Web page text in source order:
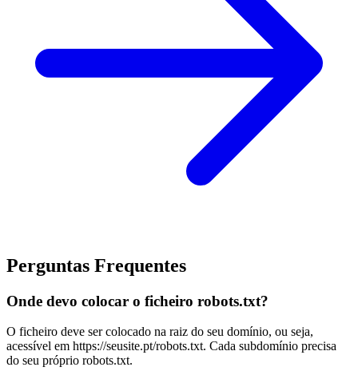
Perguntas Frequentes
Onde devo colocar o ficheiro robots.txt?
O ficheiro deve ser colocado na raiz do seu domínio, ou seja,
acessível em https://seusite.pt/robots.txt. Cada subdomínio precisa
do seu próprio robots.txt.